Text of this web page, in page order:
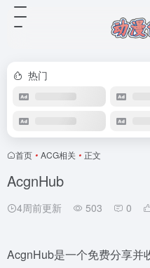
热门
首页 • ACG相关 • 正文
AcgnHub
4周前更新 503 0
AcgnHub是一个免费分享并